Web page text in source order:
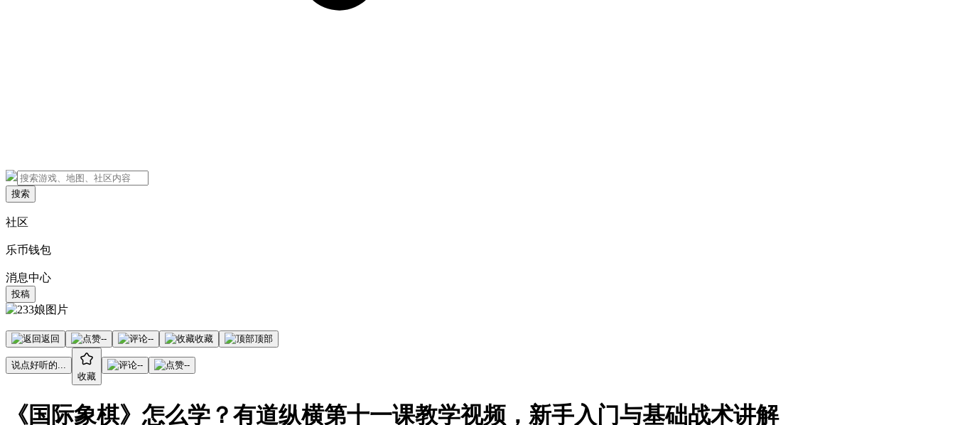
搜索
社区
乐币钱包
消息中心
投稿
返回 -- -- 收藏 顶部
说点好听的...
收藏
-- --
《国际象棋》怎么学？有道纵横第十一课教学视频，新手入门与基础战术讲解